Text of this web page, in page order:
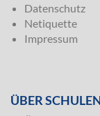
Datenschutz
Netiquette
Impressum
ÜBER